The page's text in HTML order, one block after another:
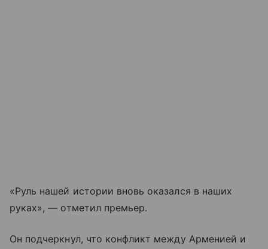
«Руль нашей истории вновь оказался в наших
руках», — отметил премьер.
Он подчеркнул, что конфликт между Арменией и